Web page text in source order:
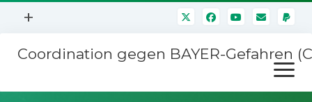
Menü
+
Mitmachen
Coordination gegen BAYER-Gefahren
Menü
öffnen